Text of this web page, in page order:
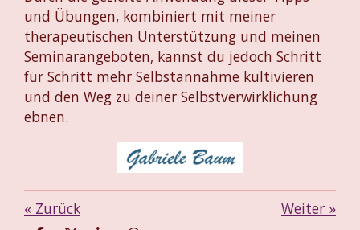
und Übungen, kombiniert mit meiner
therapeutischen Unterstützung und meinen
Seminarangeboten, kannst du jedoch Schritt
für Schritt mehr Selbstannahme kultivieren
und den Weg zu deiner Selbstverwirklichung
ebnen.
« Zurück Weiter »